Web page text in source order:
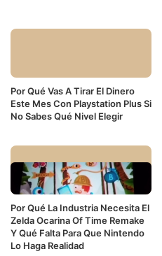
Por Qué Vas A Tirar El Dinero
Este Mes Con Playstation Plus Si
No Sabes Qué Nivel Elegir
Por Qué La Industria Necesita El
Zelda Ocarina Of Time Remake
Y Qué Falta Para Que Nintendo
Lo Haga Realidad